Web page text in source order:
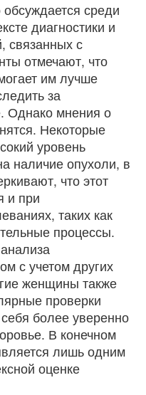
среди
диагностики и
связанных с
отмечают, что
им лучше
за
Однако мнения о
Некоторые
уровень
наличие опухоли, в
что этот
и при
таких как
процессы.
с учетом других
женщины также
проверки
более уверенно
В конечном
лишь одним
оценке